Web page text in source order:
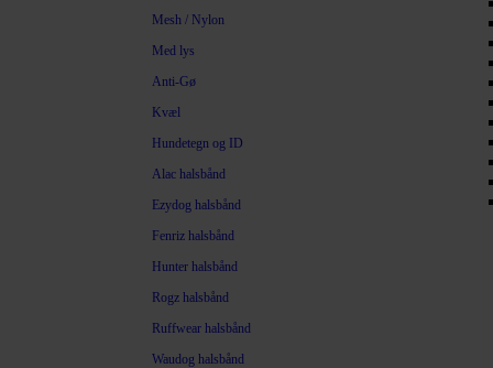
Mesh / Nylon
Med lys
Anti-Gø
Kvæl
Hundetegn og ID
Alac halsbånd
Ezydog halsbånd
Fenriz halsbånd
Hunter halsbånd
Rogz halsbånd
Ruffwear halsbånd
Waudog halsbånd